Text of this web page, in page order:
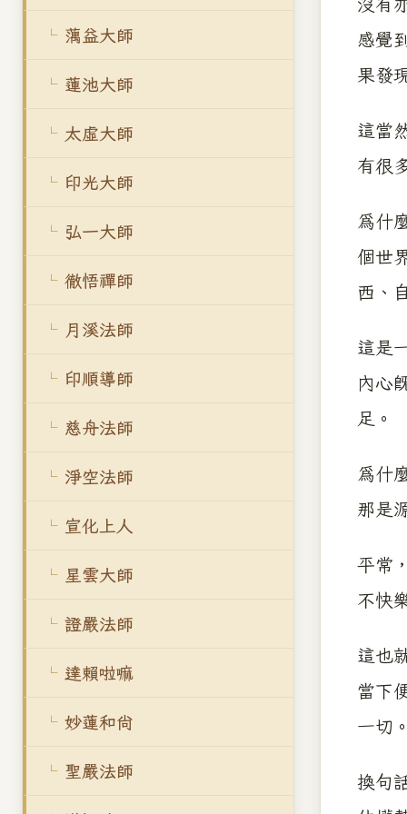
蕅益大師
蓮池大師
太虛大師
印光大師
弘一大師
徹悟禪師
月溪法師
印順導師
慈舟法師
淨空法師
宣化上人
星雲大師
證嚴法師
達賴啦嘛
妙蓮和尚
聖嚴法師
感覺
果發
這當
有很
為什
個世
西、
這是
內心
足。
為什
那是
平常
不快
這也
當下
一切
換句